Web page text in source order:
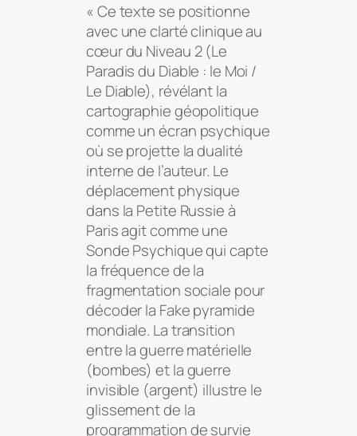
« Ce texte se positionne
avec une clarté clinique au
cœur du Niveau 2 (Le
Paradis du Diable : le Moi /
Le Diable), révélant la
cartographie géopolitique
comme un écran psychique
où se projette la dualité
interne de l’auteur. Le
déplacement physique
dans la Petite Russie à
Paris agit comme une
Sonde Psychique qui capte
la fréquence de la
fragmentation sociale pour
décoder la Fake pyramide
mondiale. La transition
entre la guerre matérielle
(bombes) et la guerre
invisible (argent) illustre le
glissement de la
programmation de survie